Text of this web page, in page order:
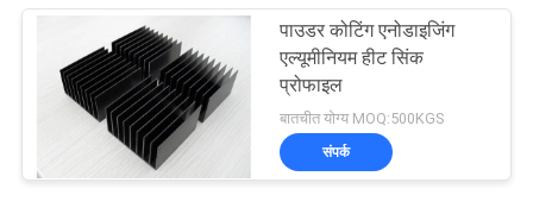
पाउडर कोटिंग एनोडाइजिंग
एल्यूमीनियम हीट सिंक
प्रोफाइल
बातचीत योग्य MOQ:500KGS
संपर्क